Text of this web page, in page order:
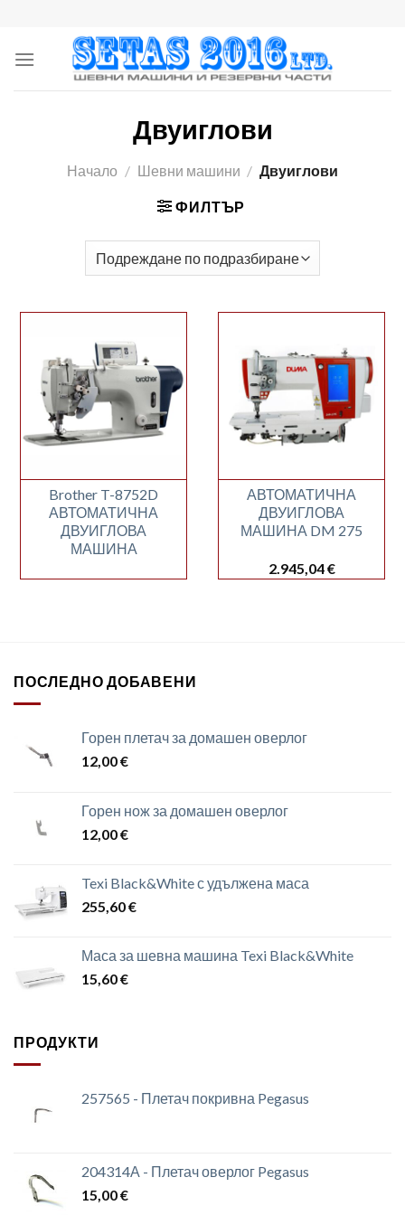
content
Двуиглови
Начало / Шевни машини / Двуиглови
ФИЛТЪР
Brother T-8752D
АВТОМАТИЧНА
ДВУИГЛОВА
МАШИНА
АВТОМАТИЧНА
ДВУИГЛОВА
МАШИНА DM 275
2.945,04€
ПОСЛЕДНО ДОБАВЕНИ
Горен плетач за домашен оверлог
12,00€
Горен нож за домашен оверлог
12,00€
Texi Black&White с удължена маса
255,60€
Маса за шевна машина Texi Black&White
15,60€
ПРОДУКТИ
257565 - Плетач покривна Pegasus
204314А - Плетач оверлог Pegasus
15,00€